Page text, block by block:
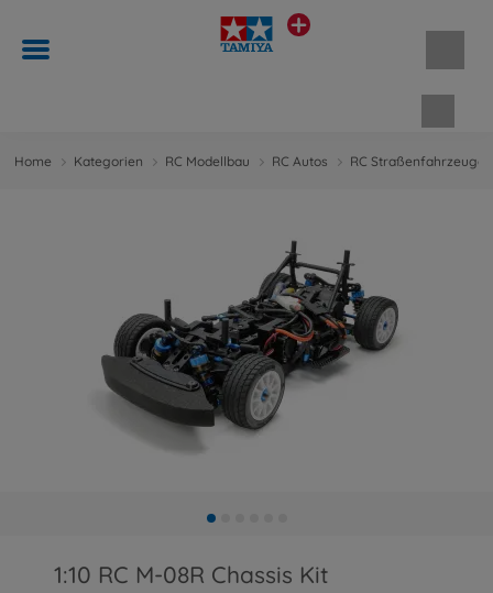
Home Kategorien RC Modellbau RC Autos RC Straßenfahrzeuge
1:10 RC M-08R Chassis Kit